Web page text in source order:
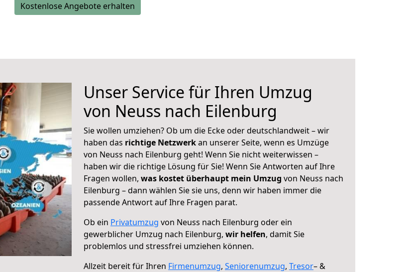
Kostenlose Angebote erhalten
Unser Service für Ihren Umzug
von Neuss nach Eilenburg
Sie wollen umziehen? Ob um die Ecke oder deutschlandweit – wir
haben das richtige Netzwerkan unserer Seite, wenn es Umzüge
von Neuss nach Eilenburg geht! Wenn Sie nicht weiterwissen –
haben wir die richtige Lösung für Sie! Wenn Sie Antworten auf Ihre
Fragen wollen, was kostet überhaupt mein Umzug von Neuss nach
Eilenburg – dann wählen Sie sie uns, denn wir haben immer die
passende Antwort auf Ihre Fragen parat.
Ob ein Privatumzug von Neuss nach Eilenburg oder ein
gewerblicher Umzug nach Eilenburg, wir helfen, damit Sie
problemlos und stressfrei umziehen können.
Allzeit bereit für Ihren Firmenumzug, Seniorenumzug, Tresor– &